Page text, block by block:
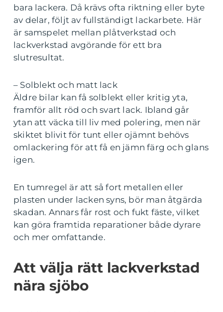
bara lackera. Då krävs ofta riktning eller byte
av delar, följt av fullständigt lackarbete. Här
är samspelet mellan plåtverkstad och
lackverkstad avgörande för ett bra
slutresultat.
– Solblekt och matt lack
Äldre bilar kan få solblekt eller kritig yta,
framför allt röd och svart lack. Ibland går
ytan att väcka till liv med polering, men när
skiktet blivit för tunt eller ojämnt behövs
omlackering för att få en jämn färg och glans
igen.
En tumregel är att så fort metallen eller
plasten under lacken syns, bör man åtgärda
skadan. Annars får rost och fukt fäste, vilket
kan göra framtida reparationer både dyrare
och mer omfattande.
Att välja rätt lackverkstad
nära sjöbo